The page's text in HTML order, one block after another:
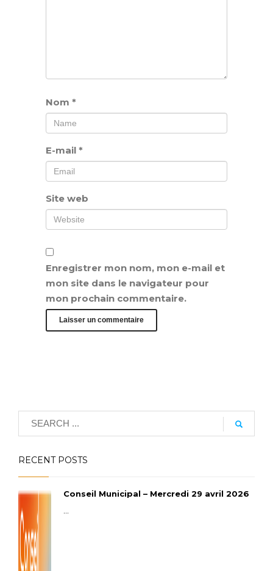
Nom *
E-mail *
Site web
Enregistrer mon nom, mon e-mail et
mon site dans le navigateur pour
mon prochain commentaire.
RECENT POSTS
Conseil Municipal – Mercredi 29 avril 2026
...